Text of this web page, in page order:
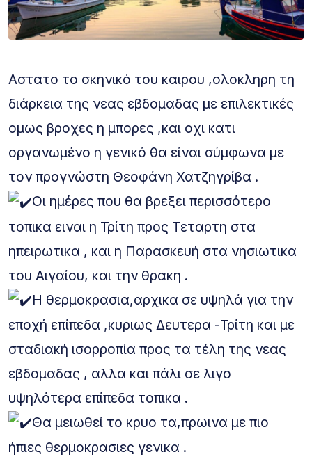
Αστατο το σκηνικό του καιρου ,ολοκληρη τη
διάρκεια της νεας εβδομαδας με επιλεκτικές
ομως βροχες η μπορες ,και οχι κατι
οργανωμένο η γενικό θα είναι σύμφωνα με
τον προγνώστη Θεοφάνη Χατζηγρίβα .
Οι ημέρες που θα βρεξει περισσότερο
τοπικα ειναι η Τρίτη προς Τεταρτη στα
ηπειρωτικα , και η Παρασκευή στα νησιωτικα
του Αιγαίου, και την θρακη .
Η θερμοκρασια,αρχικα σε υψηλά για την
εποχή επίπεδα ,κυριως Δευτερα -Τρίτη και με
σταδιακή ισορροπία προς τα τέλη της νεας
εβδομαδας , αλλα και πάλι σε λιγο
υψηλότερα επίπεδα τοπικα .
Θα μειωθεί το κρυο τα,πρωινα με πιο
ήπιες θερμοκρασιες γενικα .